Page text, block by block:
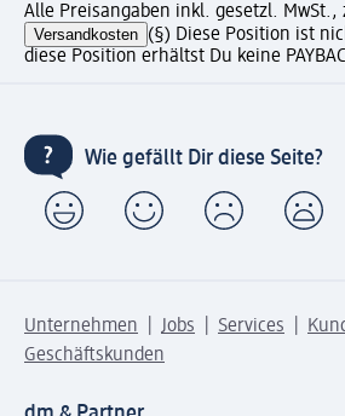
Alle Preisangaben inkl. gesetzl. MwSt.,
Versandkosten (§) Diese Position ist
diese Position erhältst Du keine
Wie gefällt Dir diese Seite?
Unternehmen Jobs Services
Geschäftskunden